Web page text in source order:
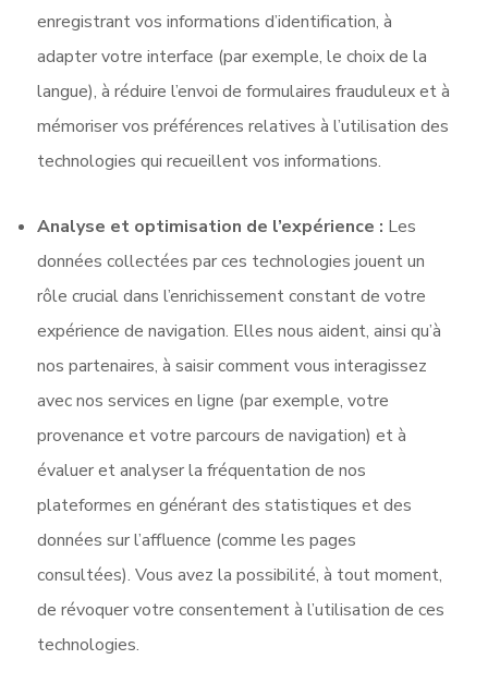
enregistrant vos informations d’identification, à
adapter votre interface (par exemple, le choix de la
langue), à réduire l’envoi de formulaires frauduleux et à
mémoriser vos préférences relatives à l’utilisation des
technologies qui recueillent vos informations.
Analyse et optimisation de l’expérience : Les
données collectées par ces technologies jouent un
rôle crucial dans l’enrichissement constant de votre
expérience de navigation. Elles nous aident, ainsi qu’à
nos partenaires, à saisir comment vous interagissez
avec nos services en ligne (par exemple, votre
provenance et votre parcours de navigation) et à
évaluer et analyser la fréquentation de nos
plateformes en générant des statistiques et des
données sur l’affluence (comme les pages
consultées). Vous avez la possibilité, à tout moment,
de révoquer votre consentement à l’utilisation de ces
technologies.